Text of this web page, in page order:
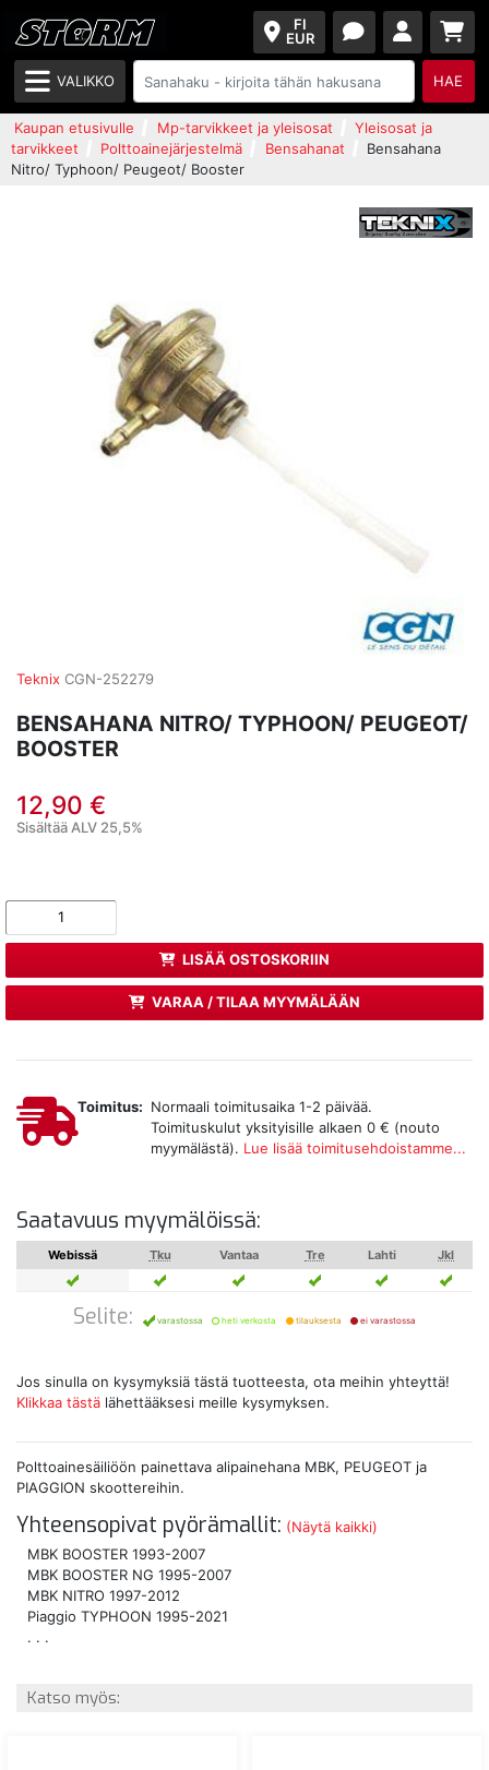
FI
EUR
VALIKKO HAE
Kaupan etusivulle Mp-tarvikkeet ja yleisosat
Yleisosat ja
tarvikkeet
Polttoainejärjestelmä Bensahanat
Bensahana
Nitro/ Typhoon/ Peugeot/ Booster
Teknix CGN-252279
BENSAHANA NITRO/ TYPHOON/ PEUGEOT/
BOOSTER
12,90 €
Sisältää ALV 25,5%
LISÄÄ OSTOSKORIIN
VARAA / TILAA MYYMÄLÄÄN
Toimitus: Normaali toimitusaika 1-2 päivää.
Toimituskulut yksityisille alkaen 0 € (nouto
myymälästä). Lue lisää toimitusehdoistamme...
Saatavuus myymälöissä:
Webissä Tku Vantaa Tre Lahti Jkl
Selite: varastossa heti verkosta tilauksesta ei varastossa
Jos sinulla on kysymyksiä tästä tuotteesta, ota meihin yhteyttä!
Klikkaa tästä lähettääksesi meille kysymyksen.
Polttoainesäiliöön painettava alipainehana MBK, PEUGEOT ja
PIAGGION skoottereihin.
Yhteensopivat pyörämallit: (Näytä kaikki)
MBK BOOSTER 1993-2007
MBK BOOSTER NG 1995-2007
MBK NITRO 1997-2012
Piaggio TYPHOON 1995-2021
. . .
Katso myös: